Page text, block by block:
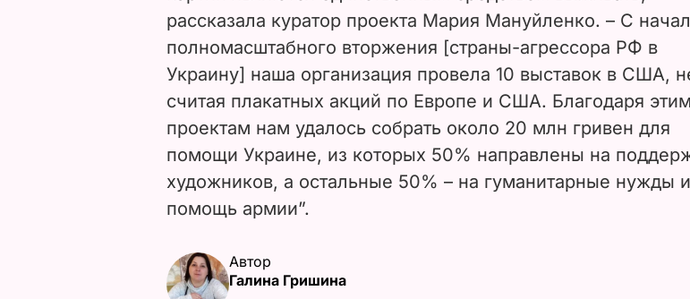
рассказала куратор проекта Мария Мануйленко. – С
полномасштабного вторжения [страны-агрессора РФ в
Украину] наша организация провела 10 выставок в США,
считая плакатных акций по Европе и США. Благодаря этим
проектам нам удалось собрать около 20 млн гривен для
помощи Украине, из которых 50% направлены на
художников, а остальные 50% – на гуманитарные нужды и
помощь армии”.
Автор
Галина Гришина